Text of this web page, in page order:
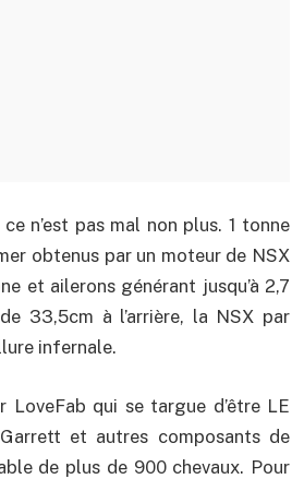
n’est pas mal non plus. 1 tonne
obtenus par un moteur de NSX
et ailerons générant jusqu’à 2,7
33,5cm à l’arrière, la NSX par
infernale.
qui se targue d’être LE
et autres composants de
de plus de 900 chevaux. Pour